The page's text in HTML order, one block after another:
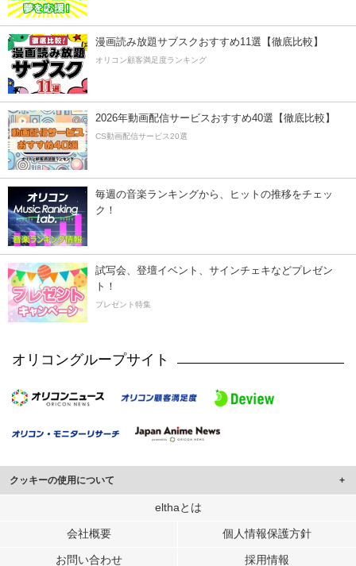
漫画読み放題サブスクおすすめ11選【徹底比較】
オリコン顧客満足度ランキング
2026年動画配信サービスおすすめ40選【徹底比較】
CS動画配信サービス20選
毎週の音楽ランキングから、ヒットの推移をチェッ
ク！
試写会、登壇イベント、サインチェキなどプレゼン
ト！
プレゼント特集
オリコングループサイト
クッキーの使用について
このサイトでは Cookie を使用して、ユーザーに合わせたコンテンツや広告の
行っています。
メディアや広告配信、データ解析の各パートナーに提供しています。
elthaとは
会社概要 個人情報保護方針
お問い合わせ 採用情報